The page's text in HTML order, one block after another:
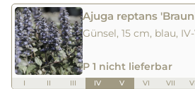
Ajuga reptans
Günsel, 15 cm, blau,
P 1 nicht lieferbar
I II III IV V VI VII